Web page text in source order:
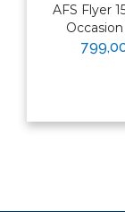
AFS Flyer